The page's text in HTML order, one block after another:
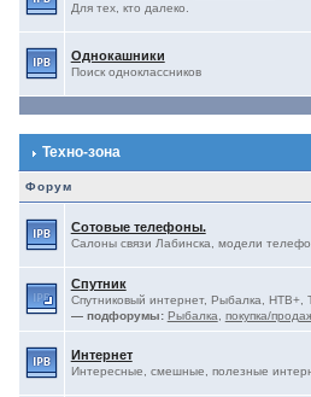
Для тех, кто далеко.
Однокашники
Поиск одноклассников
Техно-зона
Форум
Сотовые телефоны.
Салоны связи Лабинска, модели
Спутник
Спутниковый интернет, Рыбалка, НТВ+,
— подфорумы: Рыбалка покупка/
Интернет
Интересные, смешные, полезные